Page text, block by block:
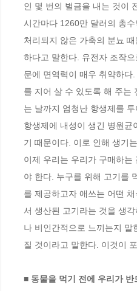
인 몇 번의 벌금을 내는 것이
시간마다 1260만 달러의 총
처리되지 않은 가축의 분뇨
하다고 말한다. 유전자 조작
문에 면역력이 매우 취약하
를 지어 살 수 있도록 해 주는
는 날까지 엄청난 항생제를
항생제에 내성이 생긴 병원
기 때문이다. 이로 인해 생기
이제 우리는 우리가 구매하
야 한다. 누구를 위해 고기를
를 제공하고자 애쓰는 어떤
서 생산된 고기라는 것을 생
나 비인간적으로 느끼는지
질 것이라고 말한다. 이것이
■ 동물을 먹기 전에 우리가